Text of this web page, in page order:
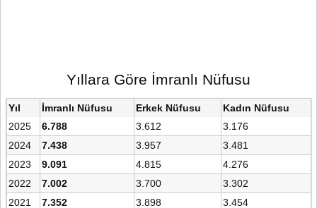
Yıllara Göre İmranlı Nüfusu
Yıl İmranlı Nüfusu Erkek Nüfusu
Kadın Nüfusu
2025
6.788 3.612
3.176
2024
7.438 3.957
3.481
2023
9.091 4.815
4.276
2022
7.002 3.700
3.302
2021
7.352 3.898
3.454